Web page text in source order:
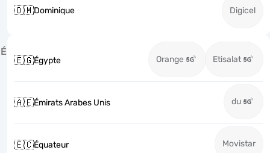
🇩🇲Dominique Digicel
É
🇪🇬Égypte Orange Etisalat
🇦🇪Émirats Arabes Unis du
🇪🇨Équateur Movistar